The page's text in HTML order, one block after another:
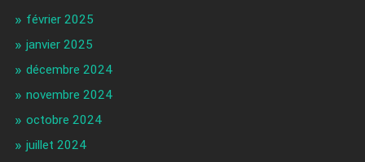
février 2025
janvier 2025
décembre 2024
novembre 2024
octobre 2024
juillet 2024